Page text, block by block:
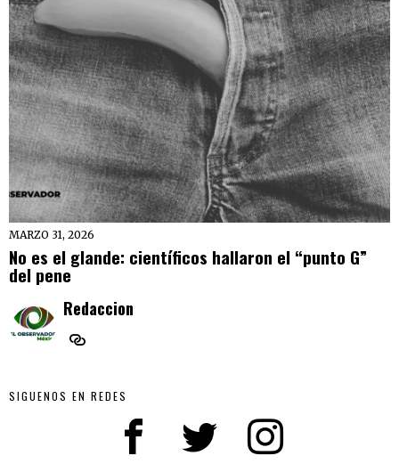
MARZO 31, 2026
No es el glande: científicos hallaron el “punto G”
del pene
Redaccion
SIGUENOS EN REDES